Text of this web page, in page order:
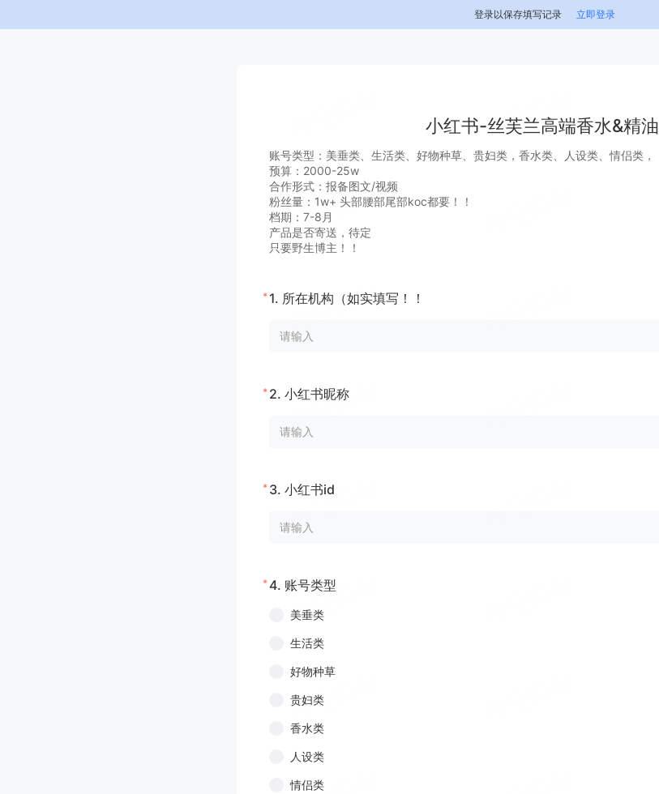
登录以保存填写记录 立即登录
小红书-丝芙兰高端香水&精油
账号类型：美垂类、生活类、好物种草、贵妇类，香水类、人设类、情侣类，
预算：2000-25w
合作形式：报备图文/视频
粉丝量：1w+ 头部腰部尾部koc都要！！
档期：7-8月
产品是否寄送，待定
只要野生博主！！
* 1. 所在机构（如实填写！！
* 2. 小红书昵称
* 3. 小红书id
* 4. 账号类型
美垂类
生活类
好物种草
贵妇类
香水类
人设类
情侣类